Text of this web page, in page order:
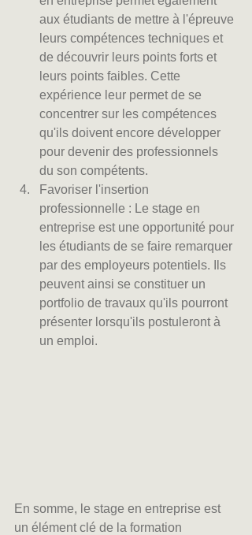
aux étudiants de mettre à l'épreuve
leurs compétences techniques et
de découvrir leurs points forts et
leurs points faibles. Cette
expérience leur permet de se
concentrer sur les compétences
qu'ils doivent encore développer
pour devenir des professionnels
du son compétents.
Favoriser l'insertion
professionnelle : Le stage en
entreprise est une opportunité pour
les étudiants de se faire remarquer
par des employeurs potentiels. Ils
peuvent ainsi se constituer un
portfolio de travaux qu'ils pourront
présenter lorsqu'ils postuleront à
un emploi.
En somme, le stage en entreprise est
un élément clé de la formation